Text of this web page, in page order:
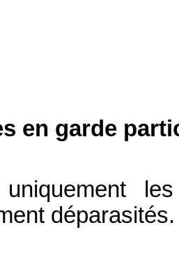
en garde
uniquement
déparasités.